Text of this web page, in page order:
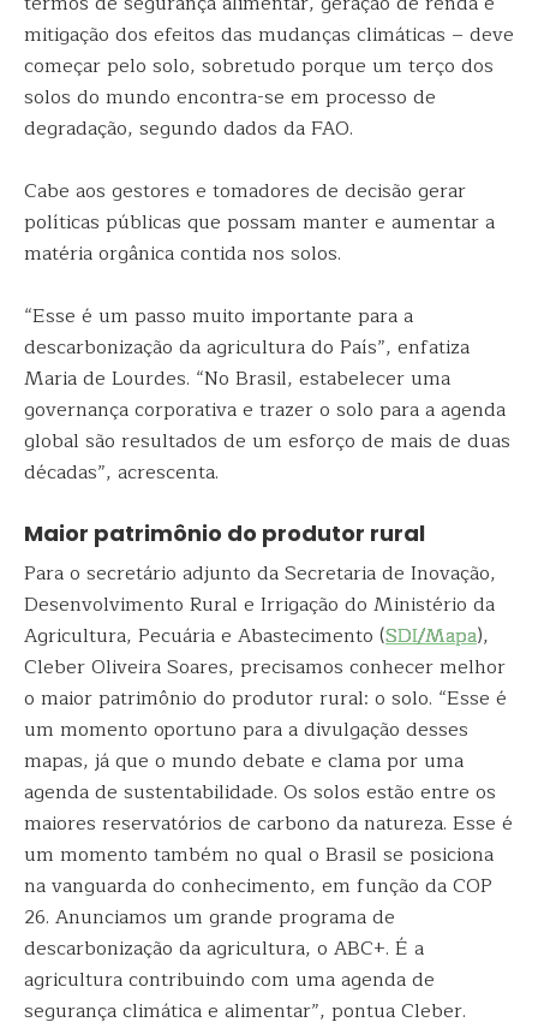
mitigação dos efeitos das mudanças climáticas – deve
começar pelo solo, sobretudo porque um terço dos
solos do mundo encontra-se em processo de
degradação, segundo dados da FAO.
Cabe aos gestores e tomadores de decisão gerar
políticas públicas que possam manter e aumentar a
matéria orgânica contida nos solos.
“Esse é um passo muito importante para a
descarbonização da agricultura do País”, enfatiza
Maria de Lourdes. “No Brasil, estabelecer uma
governança corporativa e trazer o solo para a agenda
global são resultados de um esforço de mais de duas
décadas”, acrescenta.
Maior patrimônio do produtor rural
Para o secretário adjunto da Secretaria de Inovação,
Desenvolvimento Rural e Irrigação do Ministério da
Agricultura, Pecuária e Abastecimento (SDI/Mapa),
Cleber Oliveira Soares, precisamos conhecer melhor
o maior patrimônio do produtor rural: o solo. “Esse é
um momento oportuno para a divulgação desses
mapas, já que o mundo debate e clama por uma
agenda de sustentabilidade. Os solos estão entre os
maiores reservatórios de carbono da natureza. Esse é
um momento também no qual o Brasil se posiciona
na vanguarda do conhecimento, em função da COP
26. Anunciamos um grande programa de
descarbonização da agricultura, o ABC+. É a
agricultura contribuindo com uma agenda de
segurança climática e alimentar”, pontua Cleber.